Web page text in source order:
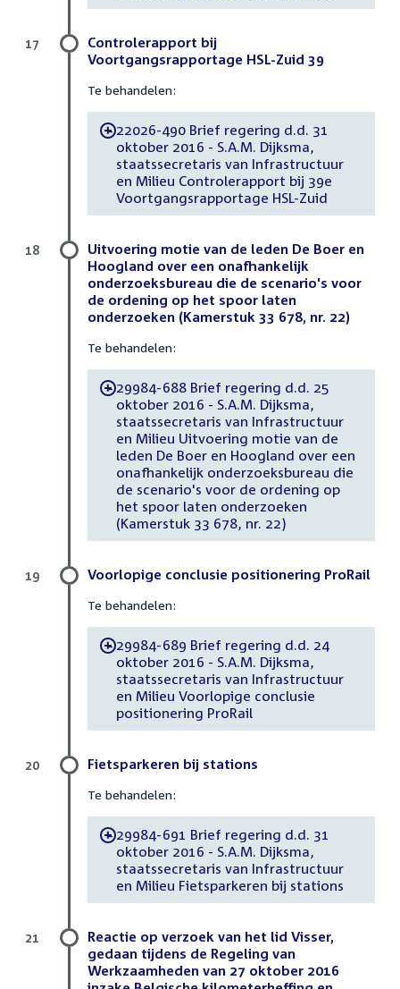
Controlerapport bij
Voortgangsrapportage HSL-Zuid 39
Te behandelen:
-22026-490 Brief regering d.d. 31
oktober 2016 - S.A.M. Dijksma,
staatssecretaris van Infrastructuur
en Milieu Controlerapport bij 39e
Voortgangsrapportage HSL-Zuid
17
Uitvoering motie van de leden De Boer en
Hoogland over een onafhankelijk
onderzoeksbureau die de scenario's voor
de ordening op het spoor laten
onderzoeken (Kamerstuk 33 678, nr. 22)
Te behandelen:
-29984-688 Brief regering d.d. 25
oktober 2016 - S.A.M. Dijksma,
staatssecretaris van Infrastructuur
en Milieu Uitvoering motie van de
leden De Boer en Hoogland over een
onafhankelijk onderzoeksbureau die
de scenario's voor de ordening op
het spoor laten onderzoeken
(Kamerstuk 33 678, nr. 22)
18
Voorlopige conclusie positionering ProRail
Te behandelen:
-29984-689 Brief regering d.d. 24
oktober 2016 - S.A.M. Dijksma,
staatssecretaris van Infrastructuur
en Milieu Voorlopige conclusie
positionering ProRail
19
Fietsparkeren bij stations
Te behandelen:
-29984-691 Brief regering d.d. 31
oktober 2016 - S.A.M. Dijksma,
staatssecretaris van Infrastructuur
en Milieu Fietsparkeren bij stations
20
Reactie op verzoek van het lid Visser,
gedaan tijdens de Regeling van
Werkzaamheden van 27 oktober 2016
21